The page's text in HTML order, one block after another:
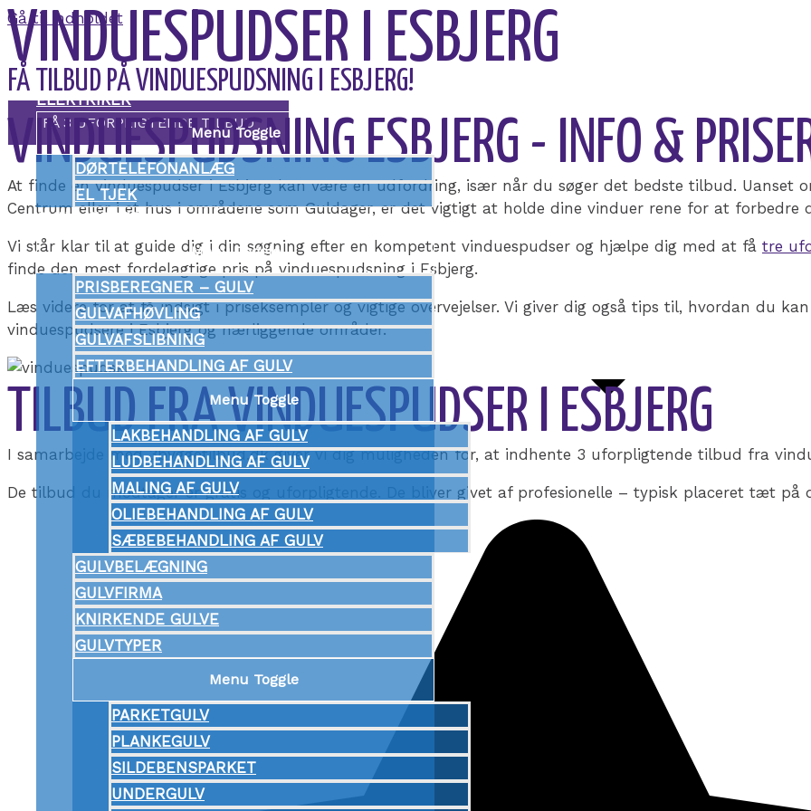
Gå til indholdet
ELEKTRIKER
Menu Toggle
DØRTELEFONANLÆG
EL TJEK
GULVLÆGGER
Menu Toggle
PRISBEREGNER – GULV
GULVAFHØVLING
GULVAFSLIBNING
EFTERBEHANDLING AF GULV
Menu Toggle
LAKBEHANDLING AF GULV
LUDBEHANDLING AF GULV
MALING AF GULV
OLIEBEHANDLING AF GULV
SÆBEBEHANDLING AF GULV
GULVBELÆGNING
GULVFIRMA
KNIRKENDE GULVE
GULVTYPER
Menu Toggle
PARKETGULV
PLANKEGULV
SILDEBENSPARKET
UNDERGULV
VINDUESPUDSER I ESBJERG
FÅ TILBUD PÅ VINDUESPUDSNING I ESBJERG!
FÅ 3 UFORPLIGTENDE TILBUD
VINDUESPUDSNING ESBJERG - INFO &
At finde en vinduespudser i Esbjerg kan være en udfordring, især når du søger det bedste tilbud. Uanset
Centrum eller i et hus i områdene som Guldager, er det vigtigt at holde dine vinduer rene for at forbedre
Vi står klar til at guide dig i din søgning efter en kompetent vinduespudser og hjælpe dig med at få tre
finde den mest fordelagtige pris på vinduespudsning i Esbjerg.
Læs videre for at få indsigt i priseksempler og vigtige overvejelser. Vi giver dig også tips til, hvordan du
vinduespudsere i Esbjerg og nærliggende områder.
TILBUD FRA VINDUESPUDSER I ESBJERG
I samarbejde med 3byggetilbud.dk giver vi dig muligheden for, at indhente 3 uforpligtende tilbud fra
De tilbud du modtager er gratis og uforpligtende. De bliver givet af profesionelle – typisk placeret tæt på